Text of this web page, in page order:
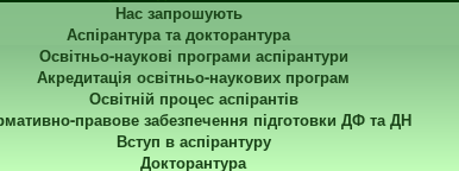
Нас запрошують
Аспірантура та докторантура
Освітньо-наукові програми аспірантури
Акредитація освітньо-наукових програм
Освітній процес аспірантів
правове забезпечення підготовки ДФ та ДН
Вступ в аспірантуру
Докторантура